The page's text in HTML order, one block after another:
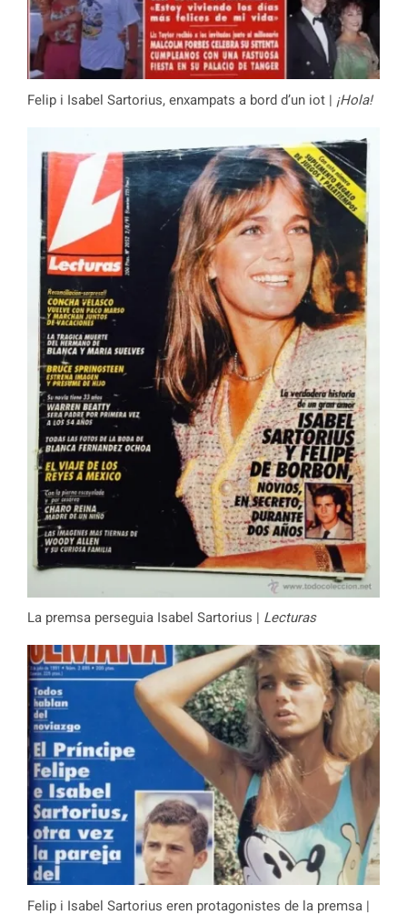
Felip i Isabel Sartorius, enxampats a bord d’un iot | ¡Hola!
La premsa perseguia Isabel Sartorius | Lecturas
Felip i Isabel Sartorius eren protagonistes de la premsa |